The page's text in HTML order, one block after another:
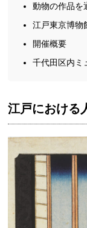
動物の作品を
江戸東京博物
開催概要
千代田区内ミ
江戸における